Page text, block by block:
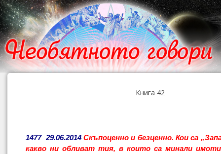
Книга 42
1477 29.06.2014 Скъпоценно и безценно. Кои са
какво ни обливат тия, в които са минали